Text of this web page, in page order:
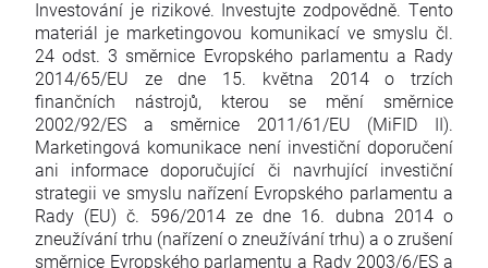
Investování je rizikové. Investujte zodpovědně. Tento
materiál je marketingovou komunikací ve smyslu čl.
24 odst. 3 směrnice Evropského parlamentu a Rady
2014/65/EU ze dne 15. května 2014 o trzích
finančních nástrojů, kterou se mění směrnice
2002/92/ES a směrnice 2011/61/EU (MiFID II).
Marketingová komunikace není investiční doporučení
ani informace doporučující či navrhující investiční
strategii ve smyslu nařízení Evropského parlamentu a
Rady (EU) č. 596/2014 ze dne 16. dubna 2014 o
zneužívání trhu (nařízení o zneužívání trhu) a o zrušení
směrnice Evropského parlamentu a Rady 2003/6/ES a